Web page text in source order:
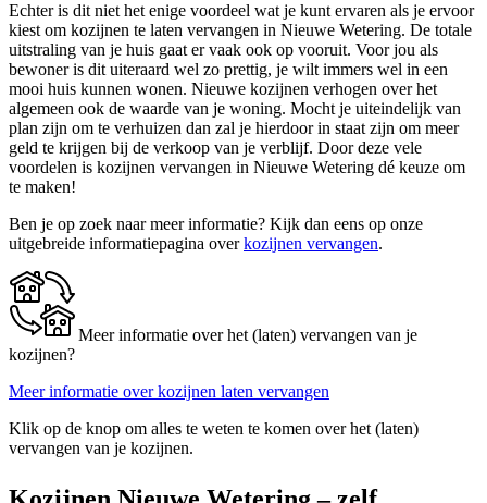
Echter is dit niet het enige voordeel wat je kunt ervaren als je ervoor
kiest om kozijnen te laten vervangen in Nieuwe Wetering. De totale
uitstraling van je huis gaat er vaak ook op vooruit. Voor jou als
bewoner is dit uiteraard wel zo prettig, je wilt immers wel in een
mooi huis kunnen wonen. Nieuwe kozijnen verhogen over het
algemeen ook de waarde van je woning. Mocht je uiteindelijk van
plan zijn om te verhuizen dan zal je hierdoor in staat zijn om meer
geld te krijgen bij de verkoop van je verblijf. Door deze vele
voordelen is kozijnen vervangen in Nieuwe Wetering dé keuze om
te maken!
Ben je op zoek naar meer informatie? Kijk dan eens op onze
uitgebreide informatiepagina overkozijnen vervangen.
Meer informatie over het (laten) vervangen van je
kozijnen?
Meer informatie over kozijnen laten vervangen
Klik op de knop om alles te weten te komen over het (laten)
vervangen van je kozijnen.